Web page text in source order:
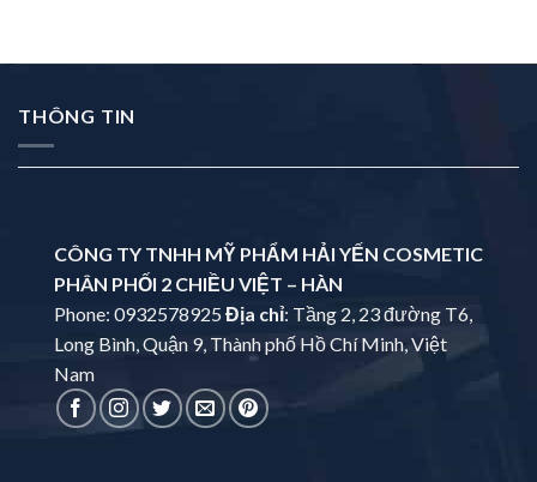
THÔNG TIN
CÔNG TY TNHH MỸ PHẨM HẢI YẾN COSMETIC
PHÂN PHỐI 2 CHIỀU VIỆT – HÀN
Phone: 0932578925Địa chỉ: Tầng 2, 23 đường T6,
Long Bình, Quận 9, Thành phố Hồ Chí Minh, Việt
Nam